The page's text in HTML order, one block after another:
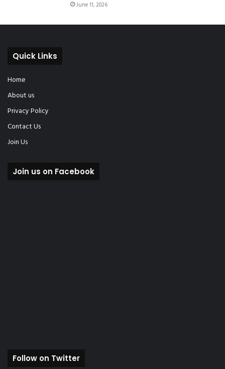
June 11, 2026
Quick Links
Home
About us
Privacy Policy
Contact Us
Join Us
Join us on Facebook
Follow on Twitter